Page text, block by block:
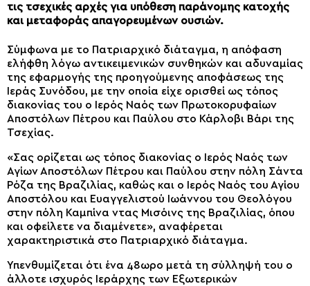
τις τσεχικές αρχές για υπόθεση παράνομης κατοχής
και μεταφοράς απαγορευμένων ουσιών.
Σύμφωνα με το Πατριαρχικό διάταγμα, η απόφαση
ελήφθη λόγω αντικειμενικών συνθηκών και αδυναμίας
της εφαρμογής της προηγούμενης αποφάσεως της
Ιεράς Συνόδου, με την οποία είχε ορισθεί ως τόπος
διακονίας του ο Ιερός Ναός των Πρωτοκορυφαίων
Αποστόλων Πέτρου και Παύλου στο Κάρλοβι Βάρι της
Τσεχίας.
«Σας ορίζεται ως τόπος διακονίας ο Ιερός Ναός των
Αγίων Αποστόλων Πέτρου και Παύλου στην πόλη Σάντα
Ρόζα της Βραζιλίας, καθώς και ο Ιερός Ναός του Αγίου
Αποστόλου και Ευαγγελιστού Ιωάννου του Θεολόγου
στην πόλη Καμπίνα ντας Μισόινς της Βραζιλίας, όπου
και οφείλετε να διαμένετε», αναφέρεται
χαρακτηριστικά στο Πατριαρχικό διάταγμα.
Υπενθυμίζεται ότι ένα 48ωρο μετά τη σύλληψή του ο
άλλοτε ισχυρός Ιεράρχης των Εξωτερικών